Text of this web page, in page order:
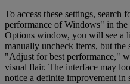
To access these settings, search
performance of Windows" in
Options window, you will see a
manually uncheck items, but the
"Adjust for best performance,"
visual flair. The interface may
notice a definite improvement in